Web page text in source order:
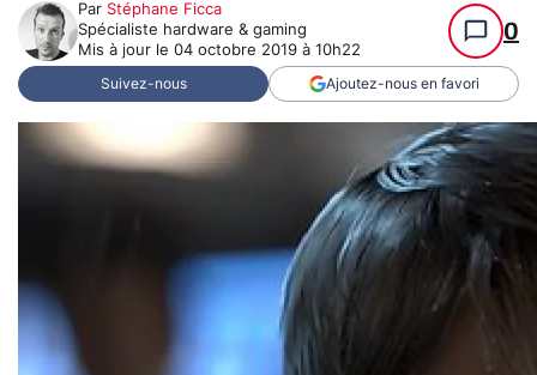
Par Stéphane Ficca
Spécialiste hardware & gaming
Mis à jour le 04 octobre 2019 à 10h22
0
Suivez-nous Ajoutez-nous en favori